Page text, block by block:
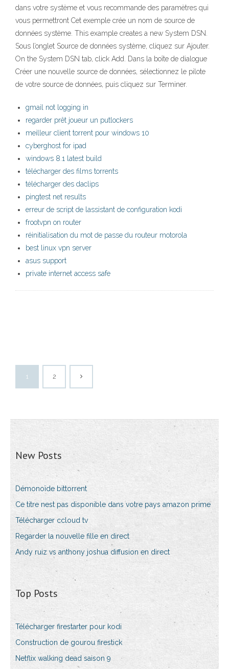
dans votre système et vous recommande des paramètres qui
vous permettront Cet exemple crée un nom de source de
données système. This example creates a new System DSN.
Sous l’onglet Source de données système, cliquez sur Ajouter.
On the System DSN tab, click Add. Dans la boîte de dialogue
Créer une nouvelle source de données, sélectionnez le pilote
de votre source de données, puis cliquez sur Terminer.
gmail not logging in
regarder prêt joueur un putlockers
meilleur client torrent pour windows 10
cyberghost for ipad
windows 8.1 latest build
télécharger des films torrents
télécharger des daclips
pingtest net results
erreur de script de lassistant de configuration kodi
frootvpn on router
réinitialisation du mot de passe du routeur motorola
best linux vpn server
asus support
private internet access safe
1 2
New Posts
Démonoïde bittorrent
Ce titre nest pas disponible dans votre pays amazon prime
Télécharger ccloud tv
Regarder la nouvelle fille en direct
Andy ruiz vs anthony joshua diffusion en direct
Top Posts
Télécharger firestarter pour kodi
Construction de gourou firestick
Netflix walking dead saison 9